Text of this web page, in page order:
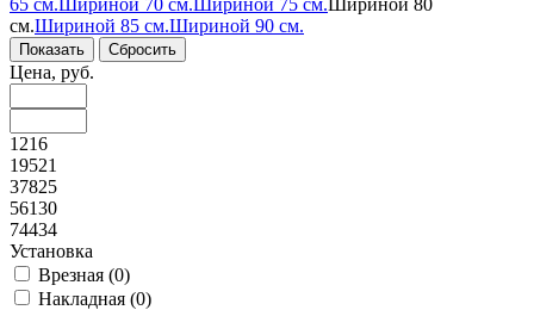
см.Шириной 85 см.Шириной 90 см.
Цена, руб.
1216
19521
37825
56130
74434
Установка
Врезная (0)
Накладная (0)